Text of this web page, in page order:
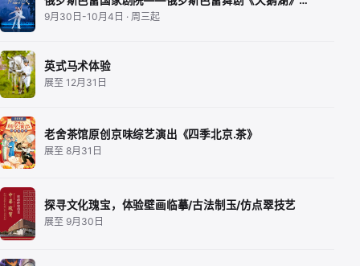
9月30日-10月4日 · 周三起
英式马术体验
展至 12月31日
老舍茶馆原创京味综艺演出《四季北京.茶》
展至 8月31日
探寻文化瑰宝，体验壁画临摹/古法制玉/仿点翠技艺
展至 9月30日